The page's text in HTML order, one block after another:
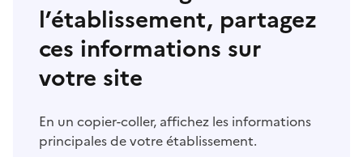
l’établissement, partagez
ces informations sur
votre site
En un copier-coller, affichez les informations
principales de votre établissement.